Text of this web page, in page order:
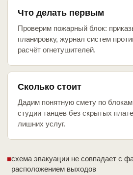
Что делать первым
Проверим пожарный блок:
планировку, журнал систем
расчёт огнетушителей.
Сколько стоит
Дадим понятную смету по
студии танцев без скрытых
лишних услуг.
схема эвакуации не совпадает с
расположением выходов